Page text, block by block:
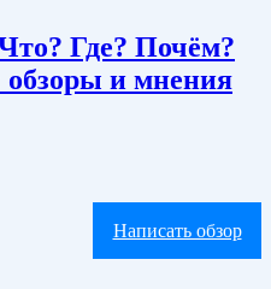
Где? Почём?
и мнения
Написать обзор